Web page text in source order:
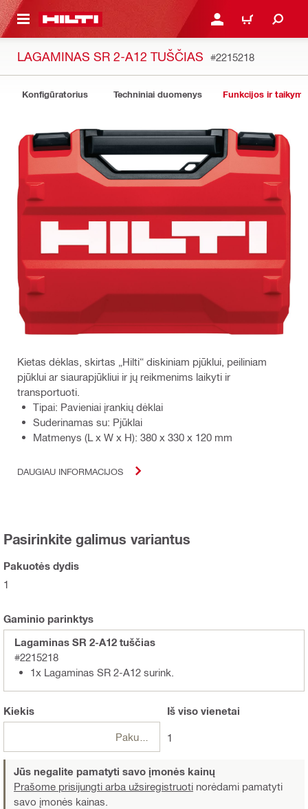
TURINIO PRISIJUNGTI ARBA
PIRKINIŲ
LAGAMINAS SR 2-A12 TUŠČIAS #2215218
Konfigūratorius Techniniai duomenys Funkcijos ir
Kietas dėklas, skirtas „Hilti“ diskiniam pjūklui, peiliniam
pjūklui ar siaurapjūkliui ir jų reikmenims laikyti ir
transportuoti.
Tipai: Pavieniai įrankių dėklai
Suderinamas su: Pjūklai
Matmenys (L x W x H): 380 x 330 x 120 mm
DAUGIAU INFORMACIJOS
Pasirinkite galimus variantus
Pakuotės dydis
1
Gaminio parinktys
Lagaminas SR 2-A12 tuščias
#2215218
1x Lagaminas SR 2-A12 surink.
Kiekis
Pakuotės
Iš visovienetai
1
Jūs negalite pamatyti savo įmonės kainų
Prašome prisijungti arba užsiregistruoti norėdami pamatyti
savo įmonės kainas.